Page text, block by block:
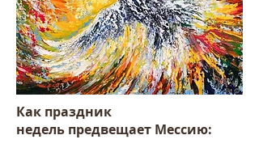
Как праздник
недель предвещает Мессию: